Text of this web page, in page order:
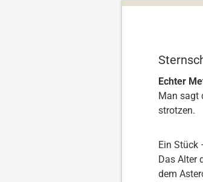
Echter
Man sagt
strotzen.
Ein Stück
Das Alter
dem